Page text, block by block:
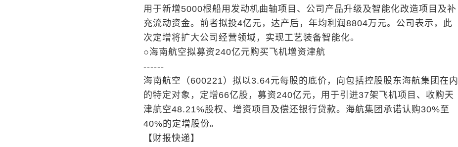
用于新增5000根船用发动机曲轴项目、公司产品升级及智能化改造项目及补
充流动资金。前者拟投4亿元，达产后，年均利润8804万元。公司表示，此
次定增将扩大公司经营领域，实现工艺装备智能化。
○海南航空拟募资240亿元购买飞机增资津航
------
海南航空（600221）拟以3.64元每股的底价，向包括控股股东海航集团在内
的特定对象，定增66亿股，募资240亿元，用于引进37架飞机项目、收购天
津航空48.21%股权、增资项目及偿还银行贷款。海航集团承诺认购30%至
40%的定增股份。
【财报快递】